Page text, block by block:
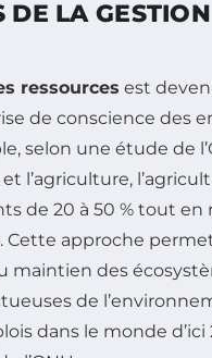
DE LA
ressources est
de conscience des
selon une étude de
l’agriculture,
de 20 à 50 % tout en
approche
maintien des
de
dans le monde